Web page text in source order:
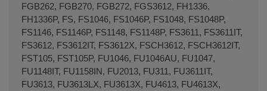
FGB262, FGB270, FGB272, FGS3612, FH1336,
FH1336P, FS, FS1046, FS1046P, FS1048, FS1048P,
FS1146, FS1146P, FS1148, FS1148P, FS3611, FS3611IT,
FS3612, FS3612IT, FS3612X, FSCH3612, FSCH3612IT,
FST105, FST105P, FU1046, FU1046AU, FU1047,
FU1148IT, FU1158IN, FU2013, FU311, FU3611IT,
FU3613, FU3613LX, FU3613X, FU4613, FU4613X,